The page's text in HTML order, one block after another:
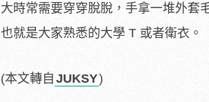
大時常需要穿穿脫脫，手拿一堆外套
也就是大家熟悉的大學 T 或者衛衣。
(本文轉自 JUKSY)